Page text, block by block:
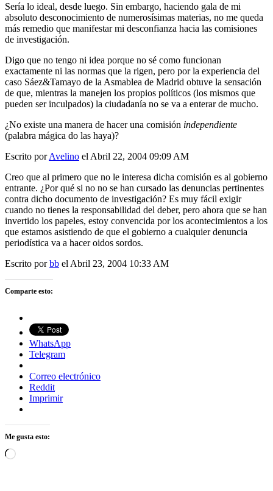
Sería lo ideal, desde luego. Sin embargo, haciendo gala de mi
absoluto desconocimiento de numerosísimas materias, no me queda
más remedio que manifestar mi desconfianza hacia las comisiones
de investigación.
Digo que no tengo ni idea porque no sé como funcionan
exactamente ni las normas que la rigen, pero por la experiencia del
caso Sáez&Tamayo de la Asmablea de Madrid obtuve la sensación
de que, mientras la manejen los propios políticos (los mismos que
pueden ser inculpados) la ciudadanía no se va a enterar de mucho.
¿No existe una manera de hacer una comisión independiente
(palabra mágica do las haya)?
Escrito porAvelino el Abril 22, 2004 09:09 AM
Creo que al primero que no le interesa dicha comisión es al gobierno
entrante. ¿Por qué si no no se han cursado las denuncias pertinentes
contra dicho documento de investigación? Es muy fácil exigir
cuando no tienes la responsabilidad del deber, pero ahora que se han
invertido los papeles, estoy convencida por los acontecimientos a los
que estamos asistiendo de que el gobierno a cualquier denuncia
periodística va a hacer oidos sordos.
Escrito porbb el Abril 23, 2004 10:33 AM
Comparte esto:
WhatsApp
Telegram
Correo electrónico
Reddit
Imprimir
Me gusta esto:
Cargando...